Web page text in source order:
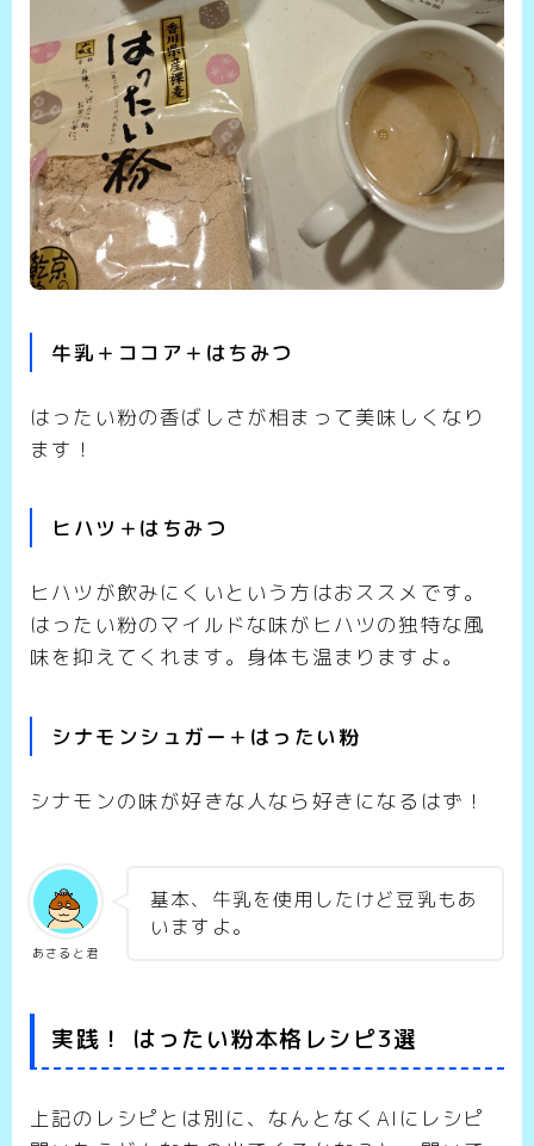
牛乳＋ココア＋はちみつ
はったい粉の香ばしさが相まって美味しくなり
ます！
ヒハツ＋はちみつ
ヒハツが飲みにくいという方はおススメです。
はったい粉のマイルドな味がヒハツの独特な風
味を抑えてくれます。身体も温まりますよ。
シナモンシュガー＋はったい粉
シナモンの味が好きな人なら好きになるはず！
あさると君
基本、牛乳を使用したけど豆乳もあ
いますよ。
実践！ はったい粉本格レシピ3選
上記のレシピとは別に、なんとなくAIにレシピ